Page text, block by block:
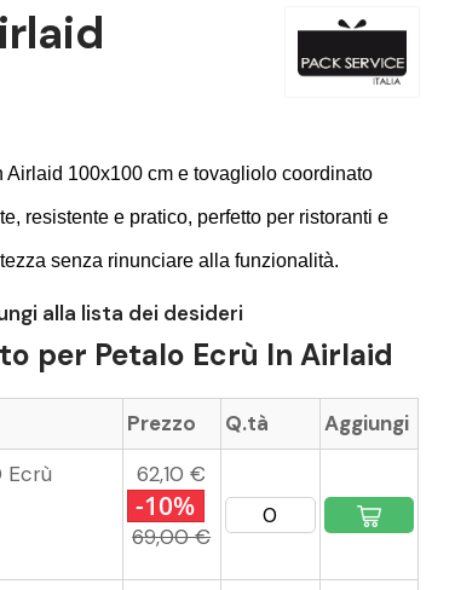
100x100 cm e tovagliolo coordinato
resistente e pratico, perfetto per ristoranti e
senza rinunciare alla funzionalità.
alla lista dei desideri
per Petalo Ecrù In Airlaid
Prezzo Q.tà
Aggiungi
Ecrù
62,10 €
-10%
69,00 €